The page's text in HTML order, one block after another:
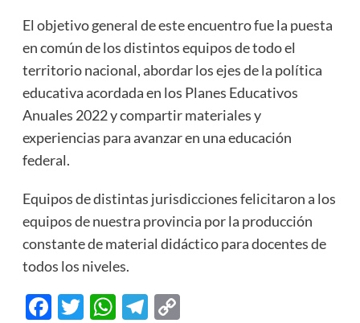
El objetivo general de este encuentro fue la puesta
en común de los distintos equipos de todo el
territorio nacional, abordar los ejes de la política
educativa acordada en los Planes Educativos
Anuales 2022 y compartir materiales y
experiencias para avanzar en una educación
federal.
Equipos de distintas jurisdicciones felicitaron a los
equipos de nuestra provincia por la producción
constante de material didáctico para docentes de
todos los niveles.
Facebook
Twitter
WhatsApp
Telegram
Copy